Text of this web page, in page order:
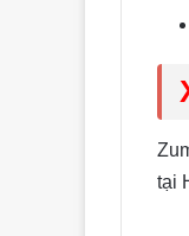
tại